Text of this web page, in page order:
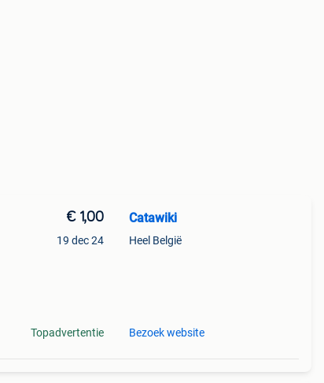
€ 1,00
19 dec 24
Topadvertentie
Catawiki
Heel België
Bezoek website